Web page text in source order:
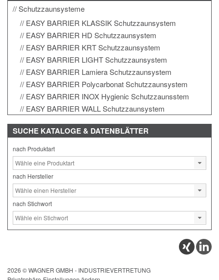
Schutzzaunsysteme
EASY BARRIER KLASSIK Schutzzaunsystem
EASY BARRIER HD Schutzzaunsystem
EASY BARRIER KRT Schutzzaunsystem
EASY BARRIER LIGHT Schutzzaunsystem
EASY BARRIER Lamiera Schutzzaunsystem
EASY BARRIER Polycarbonat Schutzzaunsystem
EASY BARRIER INOX Hygienic Schutzzaunsstem
EASY BARRIER WALL Schutzzaunsystem
SUCHE KATALOGE & DATENBLÄTTER
nach Produktart
nach Hersteller
nach Stichwort
2026 © WAGNER GMBH - INDUSTRIEVERTRETUNG